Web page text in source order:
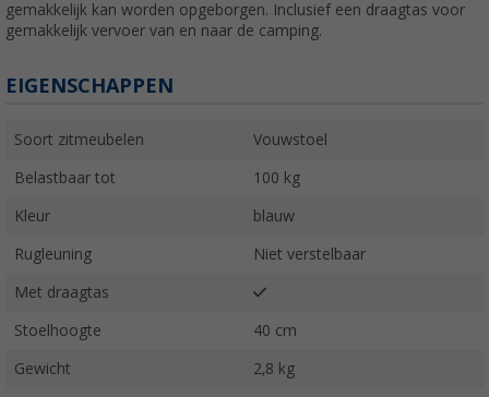
gemakkelijk kan worden opgeborgen. Inclusief een draagtas voor
gemakkelijk vervoer van en naar de camping.
EIGENSCHAPPEN
Soort zitmeubelen Vouwstoel
Belastbaar tot 100 kg
Kleur blauw
Rugleuning Niet verstelbaar
Met draagtas
Stoelhoogte 40 cm
Gewicht 2,8 kg